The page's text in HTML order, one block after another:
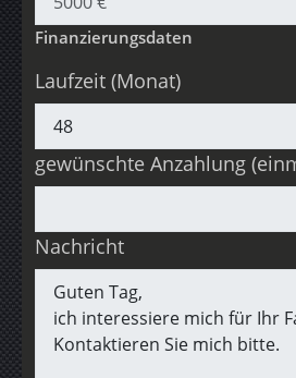
Finanzierungsdaten
Laufzeit (Monat)
gewünschte Anzahlung
Nachricht